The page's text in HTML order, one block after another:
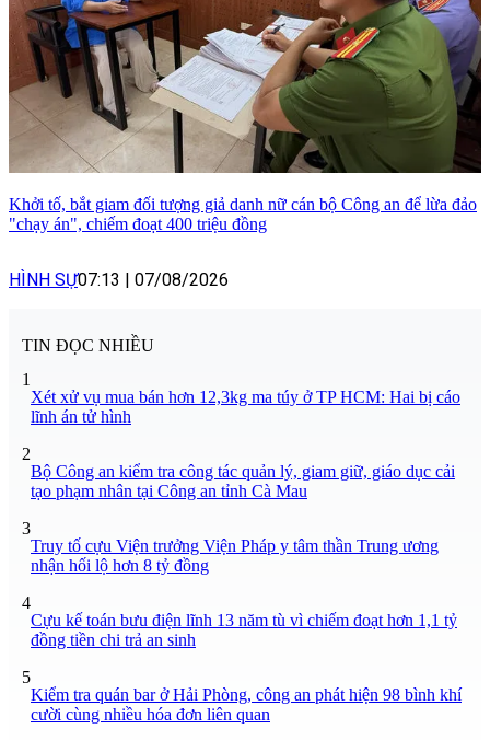
Khởi tố, bắt giam đối tượng giả danh nữ cán bộ Công an để lừa đảo
"chạy án", chiếm đoạt 400 triệu đồng
HÌNH SỰ07:13 | 07/08/2026
TIN ĐỌC NHIỀU
1
Xét xử vụ mua bán hơn 12,3kg ma túy ở TP HCM: Hai bị cáo
lĩnh án tử hình
2
Bộ Công an kiểm tra công tác quản lý, giam giữ, giáo dục cải
tạo phạm nhân tại Công an tỉnh Cà Mau
3
Truy tố cựu Viện trưởng Viện Pháp y tâm thần Trung ương
nhận hối lộ hơn 8 tỷ đồng
4
Cựu kế toán bưu điện lĩnh 13 năm tù vì chiếm đoạt hơn 1,1 tỷ
đồng tiền chi trả an sinh
5
Kiểm tra quán bar ở Hải Phòng, công an phát hiện 98 bình khí
cười cùng nhiều hóa đơn liên quan